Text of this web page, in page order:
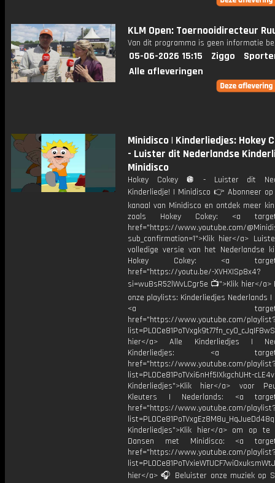
KLM Open: Toernooidirecteur
Van dit programma is geen informatie
05-06-2026 15:15 Ziggo
Alle afleveringen
Minidisco | Kinderliedjes: Hokey
- Luister dit Nederlandse
Minidisco
Hokey Cokey 🪩 - Luister dit
Kinderliedje! | Minidisco 👉 Abonneer
kanaal van Minidisco en ontdek meer
zoals Hokey Cokey: <a
href="https://www.youtube.com/
sub_confirmation=1">Klik hier</a>
volledige versie van het Nederlandse
Hokey Cokey: <a
href="https://youtu.be/-XVHXISp8x4?
si=wuBsR52lWvLCgr5e 📺">Klik hier</a>
onze playlists: Kinderliedjes Nederlands |
<a
href="https://www.youtube.com/
hier</a> Alle Kinderliedjes |
Kinderliedjes: <a
href="https://www.youtube.com/
list=PL0Ce81PoTVxi6nHf5IXkgchUHt-
Kinderliedjes">Klik hier</a> voor
Kleuters | Nederlands: <a
href="https://www.youtube.com/
Kinderliedjes">Klik hier</a> om op te
Dansen met Minidisco: <a
href="https://www.youtube.com/
hier</a> 🎧 Beluister onze muziek op